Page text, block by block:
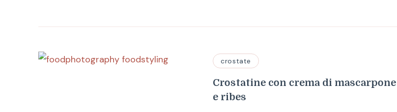
crostate
Crostatine con crema di mascarpone
e ribes